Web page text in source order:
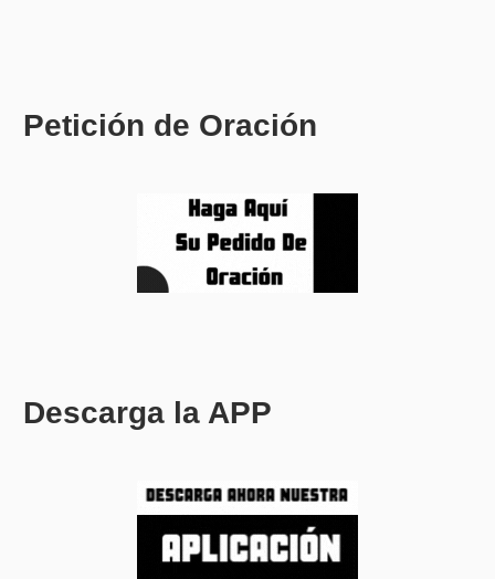
Petición de Oración
Descarga la APP